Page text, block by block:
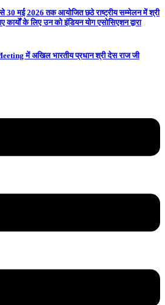
से 30 मई 2026 तक आयोजित छठे राष्ट्रीय सम्मेलन में श्री
कार्यों के लिए उन को इंडियन योग एसोसिएशन द्वारा
में अखिल भारतीय प्रधान श्री देस राज जी